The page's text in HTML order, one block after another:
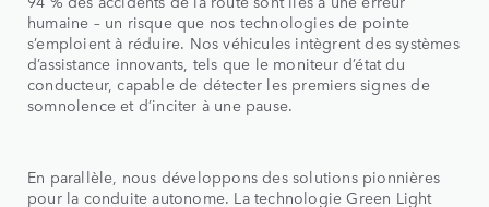
humaine – un risque que nos technologies de pointe
s’emploient à réduire. Nos véhicules intègrent des systèmes
d’assistance innovants, tels que le moniteur d’état du
conducteur, capable de détecter les premiers signes de
somnolence et d’inciter à une pause.
En parallèle, nous développons des solutions pionnières
pour la conduite autonome. La technologie Green Light